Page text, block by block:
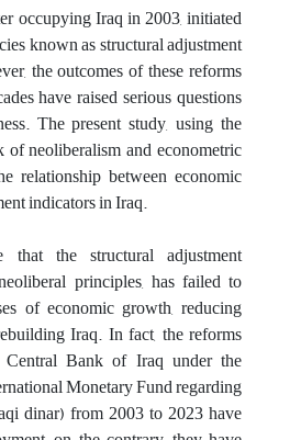
occupying Iraq in 2003, initiated
known as structural adjustment
the outcomes of these reforms
have raised serious questions
The present study, using the
neoliberalism and econometric
relationship between economic
indicators in Iraq.
that the structural adjustment
principles, has failed to
of economic growth, reducing
Iraq. In fact, the reforms
Bank of Iraq under the
Monetary Fund regarding
dinar) from 2003 to 2023 have